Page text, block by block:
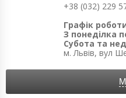
+38 (032) 229
Графік
З понеділка
Субота та
м. Львів, вул